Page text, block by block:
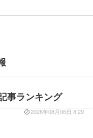
事ランキング
2026年08月06日 8:29